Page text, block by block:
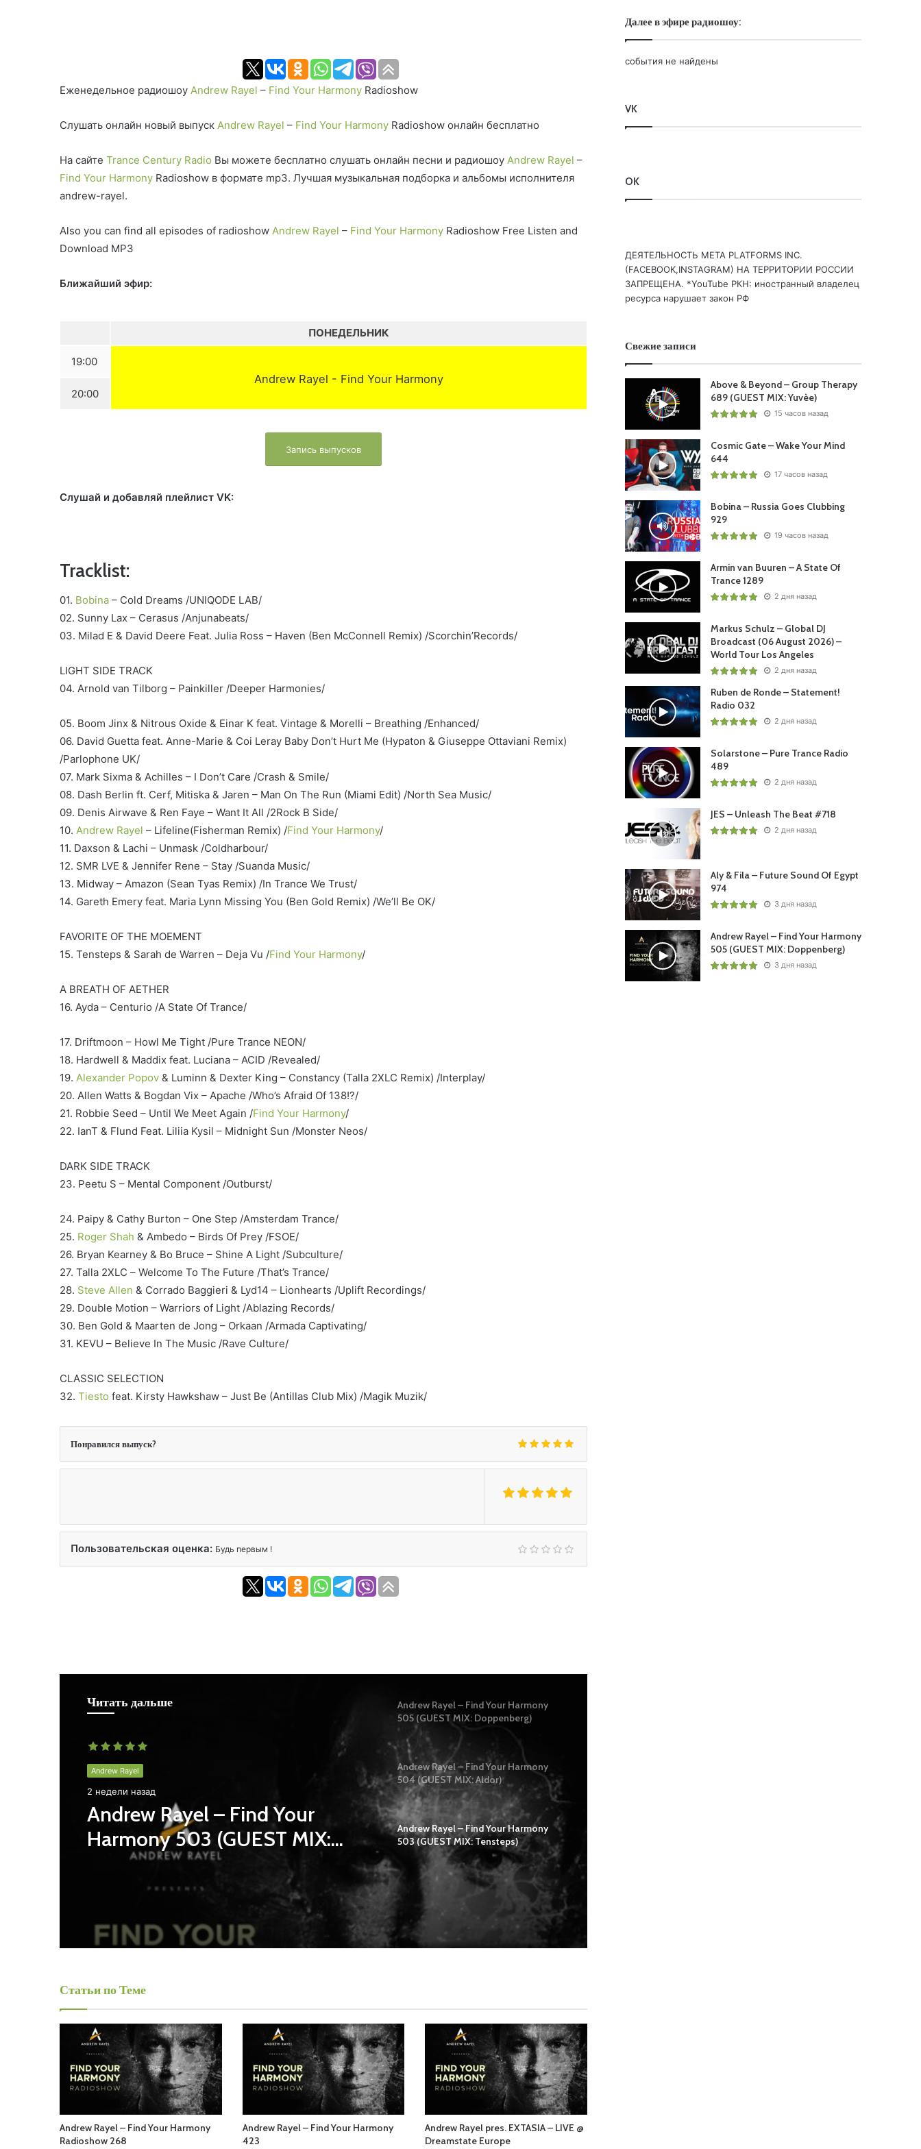
Еженедельное радиошоу Andrew Rayel – Find Your Harmony Radioshow
Слушать онлайн новый выпуск Andrew Rayel – Find Your Harmony Radioshow онлайн бесплатно
На сайте Trance Century Radio Вы можете бесплатно слушать онлайн песни и радиошоу Andrew Rayel –
Find Your Harmony Radioshow в формате mp3. Лучшая музыкальная подборка и альбомы исполнителя
andrew-rayel.
Also you can find all episodes of radioshow Andrew Rayel – Find Your Harmony Radioshow Free Listen and
Download MP3
Ближайший эфир:
ПОНЕДЕЛЬНИК
19:00
Andrew Rayel - Find Your Harmony
20:00
Запись выпусков
Слушай и добавляй плейлист VK:
Tracklist:
01. Bobina – Cold Dreams /UNIQODE LAB/
02. Sunny Lax – Cerasus /Anjunabeats/
03. Milad E & David Deere Feat. Julia Ross – Haven (Ben McConnell Remix) /Scorchin’Records/
LIGHT SIDE TRACK
04. Arnold van Tilborg – Painkiller /Deeper Harmonies/
05. Boom Jinx & Nitrous Oxide & Einar K feat. Vintage & Morelli – Breathing /Enhanced/
06. David Guetta feat. Anne-Marie & Coi Leray Baby Don’t Hurt Me (Hypaton & Giuseppe Ottaviani Remix)
/Parlophone UK/
07. Mark Sixma & Achilles – I Don’t Care /Crash & Smile/
08. Dash Berlin ft. Cerf, Mitiska & Jaren – Man On The Run (Miami Edit) /North Sea Music/
09. Denis Airwave & Ren Faye – Want It All /2Rock B Side/
10. Andrew Rayel – Lifeline(Fisherman Remix) /Find Your Harmony/
11. Daxson & Lachi – Unmask /Coldharbour/
12. SMR LVE & Jennifer Rene – Stay /Suanda Music/
13. Midway – Amazon (Sean Tyas Remix) /In Trance We Trust/
14. Gareth Emery feat. Maria Lynn Missing You (Ben Gold Remix) /We’ll Be OK/
FAVORITE OF THE MOEMENT
15. Tensteps & Sarah de Warren – Deja Vu /Find Your Harmony/
A BREATH OF AETHER
16. Ayda – Centurio /A State Of Trance/
17. Driftmoon – Howl Me Tight /Pure Trance NEON/
18. Hardwell & Maddix feat. Luciana – ACID /Revealed/
19. Alexander Popov & Luminn & Dexter King – Constancy (Talla 2XLC Remix) /Interplay/
20. Allen Watts & Bogdan Vix – Apache /Who’s Afraid Of 138!?/
21. Robbie Seed – Until We Meet Again /Find Your Harmony/
22. IanT & Flund Feat. Liliia Kysil – Midnight Sun /Monster Neos/
DARK SIDE TRACK
23. Peetu S – Mental Component /Outburst/
24. Paipy & Cathy Burton – One Step /Amsterdam Trance/
25. Roger Shah & Ambedo – Birds Of Prey /FSOE/
26. Bryan Kearney & Bo Bruce – Shine A Light /Subculture/
27. Talla 2XLC – Welcome To The Future /That’s Trance/
28. Steve Allen & Corrado Baggieri & Lyd14 – Lionhearts /Uplift Recordings/
29. Double Motion – Warriors of Light /Ablazing Records/
30. Ben Gold & Maarten de Jong – Orkaan /Armada Captivating/
31. KEVU – Believe In The Music /Rave Culture/
CLASSIC SELECTION
32. Tiesto feat. Kirsty Hawkshaw – Just Be (Antillas Club Mix) /Magik Muzik/
Понравился выпуск?
Пользовательская оценка: Будь первым !
Читать дальше
Andrew Rayel
2 недели назад
Andrew Rayel – Find Your
Harmony 503 (GUEST MIX:
Tensteps)
Andrew Rayel – Find Your Harmony
505 (GUEST MIX: Doppenberg)
Andrew Rayel – Find Your Harmony
504 (GUEST MIX: Aldor)
Andrew Rayel – Find Your Harmony
503 (GUEST MIX: Tensteps)
Статьи по Теме
Andrew Rayel – Find Your Harmony
Radioshow 268
Andrew Rayel – Find Your Harmony
423
Andrew Rayel pres. EXTASIA – LIVE @
Dreamstate Europe
Далее в эфире радиошоу:
события не найдены
VK
OK
ДЕЯТЕЛЬНОСТЬ МЕТА PLATFORMS INC.
(FACEBOOK,INSTAGRAM) НА ТЕРРИТОРИИ РОССИИ
ЗАПРЕЩЕНА. *YouTube РКН: иностранный владелец
ресурса нарушает закон РФ
Свежие записи
Above & Beyond – Group Therapy
689 (GUEST MIX: Yuvèe)
15 часов назад
Cosmic Gate – Wake Your Mind
644
17 часов назад
Bobina – Russia Goes Clubbing
929
19 часов назад
Armin van Buuren – A State Of
Trance 1289
2 дня назад
Markus Schulz – Global DJ
Broadcast (06 August 2026) –
World Tour Los Angeles
2 дня назад
Ruben de Ronde – Statement!
Radio 032
2 дня назад
Solarstone – Pure Trance Radio
489
2 дня назад
JES – Unleash The Beat #718
2 дня назад
Aly & Fila – Future Sound Of Egypt
974
3 дня назад
Andrew Rayel – Find Your Harmony
505 (GUEST MIX: Doppenberg)
3 дня назад